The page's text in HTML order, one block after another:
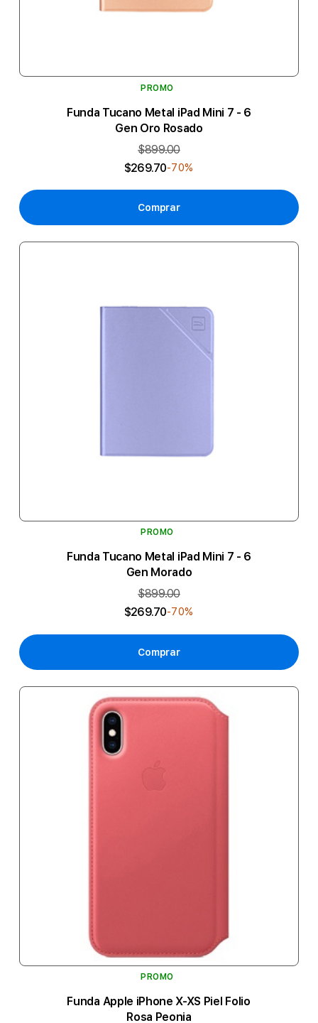
PROMO
Funda Tucano Metal iPad Mini 7 - 6
Gen Oro Rosado
$899.00
$269.70-70%
Comprar
PROMO
Funda Tucano Metal iPad Mini 7 - 6
Gen Morado
$899.00
$269.70-70%
Comprar
PROMO
Funda Apple iPhone X-XS Piel Folio
Rosa Peonia